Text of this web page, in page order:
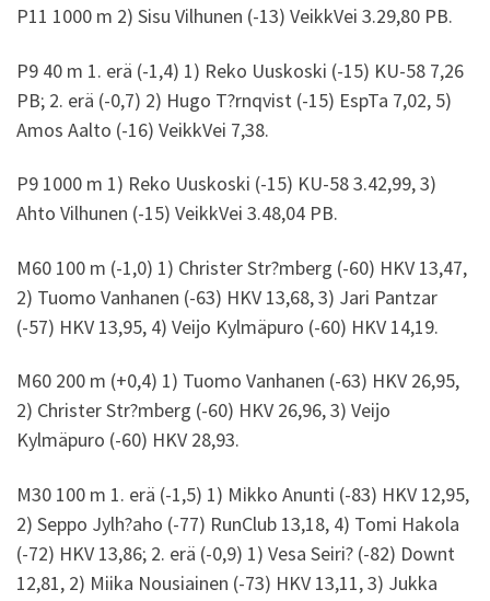
P11 1000 m 2) Sisu Vilhunen (-13) VeikkVei 3.29,80 PB.
P9 40 m 1. erä (-1,4) 1) Reko Uuskoski (-15) KU-58 7,26
PB; 2. erä (-0,7) 2) Hugo T?rnqvist (-15) EspTa 7,02, 5)
Amos Aalto (-16) VeikkVei 7,38.
P9 1000 m 1) Reko Uuskoski (-15) KU-58 3.42,99, 3)
Ahto Vilhunen (-15) VeikkVei 3.48,04 PB.
M60 100 m (-1,0) 1) Christer Str?mberg (-60) HKV 13,47,
2) Tuomo Vanhanen (-63) HKV 13,68, 3) Jari Pantzar
(-57) HKV 13,95, 4) Veijo Kylmäpuro (-60) HKV 14,19.
M60 200 m (+0,4) 1) Tuomo Vanhanen (-63) HKV 26,95,
2) Christer Str?mberg (-60) HKV 26,96, 3) Veijo
Kylmäpuro (-60) HKV 28,93.
M30 100 m 1. erä (-1,5) 1) Mikko Anunti (-83) HKV 12,95,
2) Seppo Jylh?aho (-77) RunClub 13,18, 4) Tomi Hakola
(-72) HKV 13,86; 2. erä (-0,9) 1) Vesa Seiri? (-82) Downt
12,81, 2) Miika Nousiainen (-73) HKV 13,11, 3) Jukka